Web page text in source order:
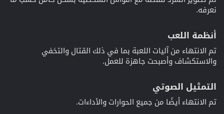
نعرفه.
أنظمة اللعب​
تم الانتهاء من آليات اللعبة بما في ذلك القتال والتخفي
والاستكشاف وأصبحت جاهزة للعمل.
التمثيل الصوتي​
تم الانتهاء أيضًا من جميع الحوارات والأداءات.